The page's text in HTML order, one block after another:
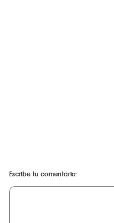
Escribe tu comentario: